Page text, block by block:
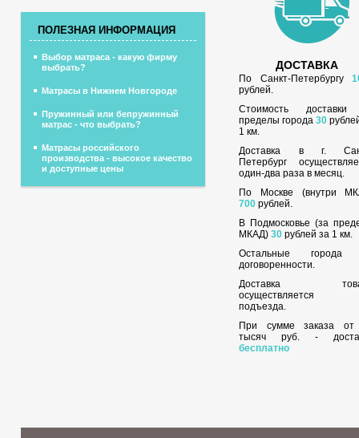
ДОСТАВКА
По Санкт-Петербургу
рублей.
Стоимость
пределы города30
1 км.
Доставка в г.
Петербург
один-два раза в месяц.
По Москве (внутри
700 рублей.
В Подмосковье (за
МКАД)30 рублей за 1 км.
Остальные города
договоренности.
Доставка
осуществляется
подъезда.
При сумме заказа
тысяч руб. -
бесплатно
ПОЛЕЗНАЯ ИНФОРМАЦИЯ
Выбор матраса - какую фирму
выбрать?
Матрасы в Нижнем Новгороде
Пружинный или бепружинный
матрас - что выбрать?
Матрасы российского
производства - высокое качество
и доступные цены